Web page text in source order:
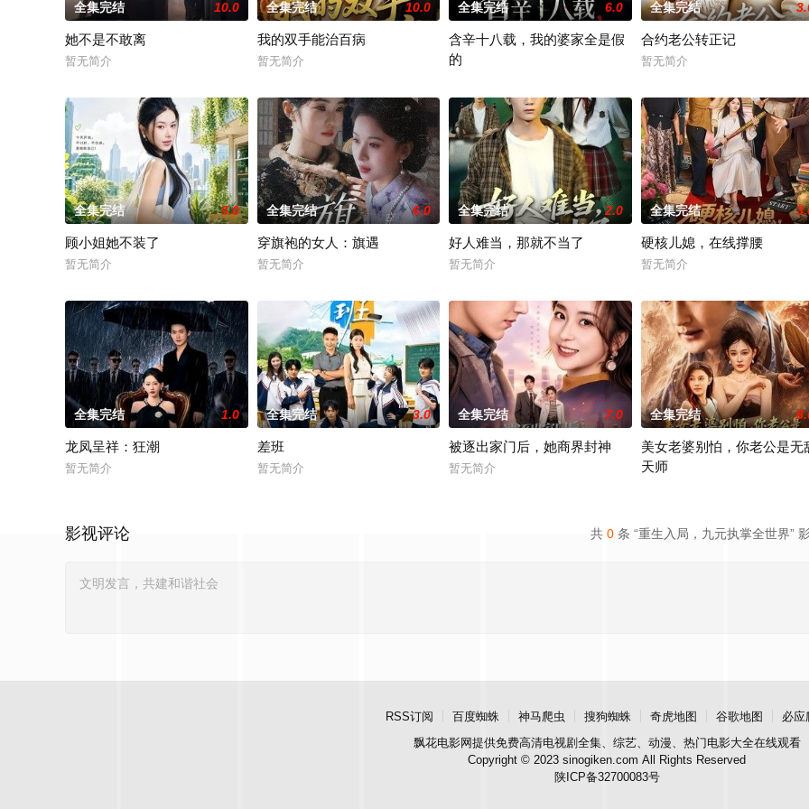
全集完结 10.0
她不是不敢离
暂无简介
全集完结 10.0
我的双手能治百病
暂无简介
全集完结 6.0
含辛十八载，我的婆家全是假
的
全集完结
合约老公转正记
暂无简介
全集完结 5.0
顾小姐她不装了
暂无简介
全集完结 6.0
穿旗袍的女人：旗遇
暂无简介
全集完结 2.0
好人难当，那就不当了
暂无简介
全集完结
硬核儿媳，在线撑腰
暂无简介
全集完结 1.0
龙凤呈祥：狂潮
暂无简介
全集完结 3.0
差班
暂无简介
全集完结 7.0
被逐出家门后，她商界封神
暂无简介
全集完结
美女老婆别怕，你老公是无
天师
共 0 条 “重生入局，九元执掌全世界”
影视评论
RSS订阅 百度蜘蛛 神马爬虫 搜狗蜘蛛 奇虎地图 谷歌地图
必应
飘花电影网提供免费高清电视剧全集、综艺、动漫、热门电影大全在线观看
Copyright © 2023 sinogiken.com All Rights Reserved
陕ICP备32700083号